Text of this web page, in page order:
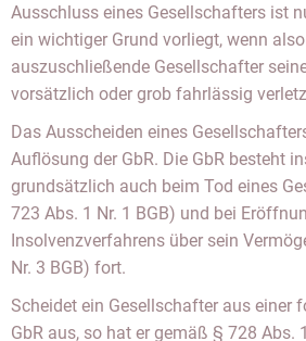
Ausschluss eines Gesellschafters ist
ein wichtiger Grund vorliegt, wenn
auszuschließende Gesellschafter
vorsätzlich oder grob fahrlässig
Das Ausscheiden eines
Auflösung der GbR. Die GbR besteht
grundsätzlich auch beim Tod eines
723 Abs. 1 Nr. 1 BGB) und bei
Insolvenzverfahrens über sein
Nr. 3 BGB) fort.
Scheidet ein Gesellschafter aus einer
GbR aus, so hat er gemäß § 728 Abs.